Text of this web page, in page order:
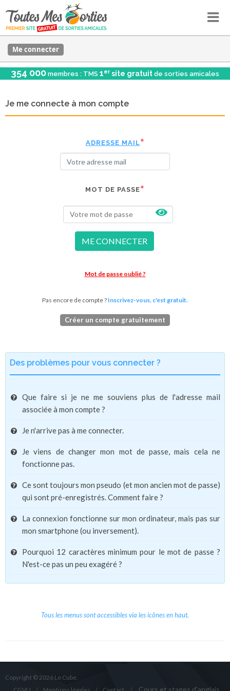
Me connecter
354 000 membres : TMS 1er site gratuit de sorties amicales
Je me connecte à mon compte
ADRESSE MAIL
MOT DE PASSE
ME CONNECTER
Mot de passe oublié ?
Pas encore de compte ? Inscrivez-vous, c'est gratuit.
Créer un compte gratuitement
Des problèmes pour vous connecter ?
Que faire si je ne me souviens plus de l'adresse mail
associée à mon compte ?
Je n'arrive pas à me connecter.
Je viens de changer mon mot de passe, mais cela ne
fonctionne pas.
Ce sont toujours mon pseudo (et mon ancien mot de passe)
qui sont pré-enregistrés. Comment faire ?
La connexion fonctionne sur mon ordinateur, mais pas sur
mon smartphone (ou inversement).
Pourquoi 12 caractères minimum pour le mot de passe ?
N'est-ce pas un peu exagéré ?
Tous les menus sont accessibles via les icônes en haut.
Copyright © 2026 Le Cube.
Cours et stages d'anglais